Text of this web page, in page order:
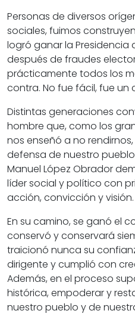
Personas de diversos
sociales, fuimos
logró ganar la Presidencia
después de fraudes
prácticamente todos los
contra. No fue fácil, fue un
Distintas generaciones
hombre que, como los
nos enseñó a no
defensa de nuestro
Manuel López Obrador
líder social y político con
acción, convicción y visión.
En su camino, se ganó el
conservó y conservará
traicionó nunca su
dirigente y cumplió con
Además, en el proceso
histórica, empoderar y
nuestro pueblo y de